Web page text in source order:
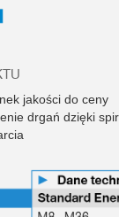
jakości do ceny
drgań dzięki